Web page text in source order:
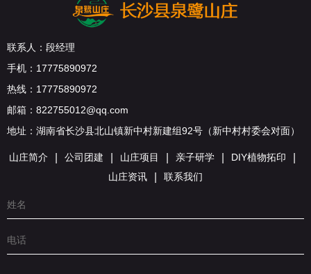
联系人：段经理
手机：17775890972
热线：17775890972
邮箱：822755012@qq.com
地址：湖南省长沙县北山镇新中村新建组92号（新中村村委会对面）
山庄简介 公司团建 山庄项目 亲子研学 DIY植物拓印
山庄资讯 联系我们